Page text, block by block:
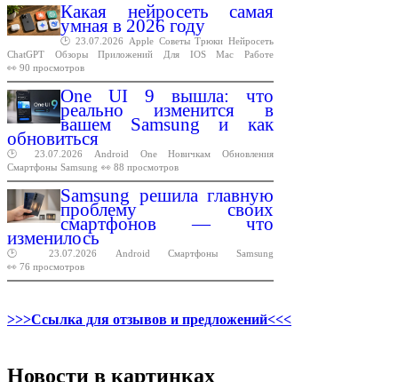
Какая нейросеть самая
умная в 2026 году
🕑 23.07.2026 Apple Советы Трюки Нейросеть
ChatGPT
Обзоры Приложений Для IOS Mac
Работе
👀 90 просмотров
One UI 9 вышла: что
реально изменится в
вашем Samsung и как
обновиться
🕑 23.07.2026 Android One Новичкам
Обновления
Смартфоны Samsung 👀 88 просмотров
Samsung решила главную
проблему своих
смартфонов — что
изменилось
🕑 23.07.2026 Android Смартфоны
Samsung
👀 76 просмотров
>>>Ссылка для отзывов и предложений<<<
Новости в картинках